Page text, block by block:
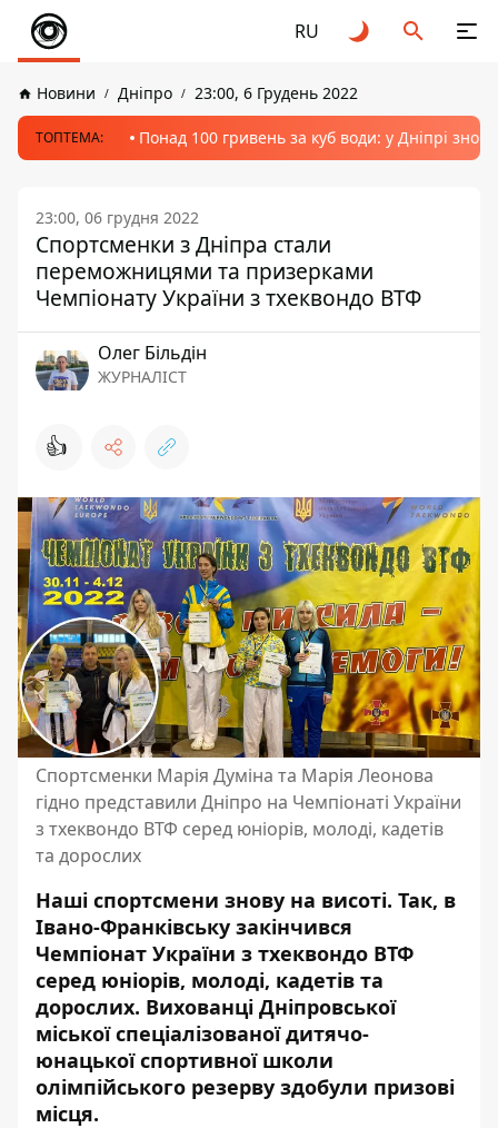
RU
Новини Дніпро 23:00, 6 Грудень 2022
ТОПТЕМА: Понад 100 гривень за куб води: у Дніпрі
23:00, 06 грудня 2022
Спортсменки з Дніпра стали
переможницями та призерками
Чемпіонату України з тхеквондо ВТФ
Олег Більдін
ЖУРНАЛІСТ
👍
Спортсменки Марія Думіна та Марія Леонова
гідно представили Дніпро на Чемпіонаті України
з тхеквондо ВТФ серед юніорів, молоді, кадетів
та дорослих
Наші спортсмени знову на висоті. Так, в
Івано-Франківську закінчився
Чемпіонат України з тхеквондо ВТФ
серед юніорів, молоді, кадетів та
дорослих. Вихованці Дніпровської
міської спеціалізованої дитячо-
юнацької спортивної школи
олімпійського резерву здобули призові
місця.